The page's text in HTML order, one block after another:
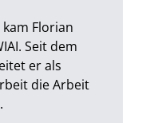
Florian
Seit dem
er als
die Arbeit